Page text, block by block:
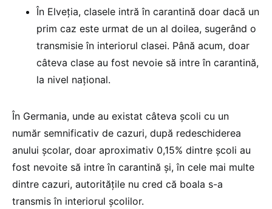
În Elveția, clasele intră în carantină doar dacă un
prim caz este urmat de un al doilea, sugerând o
transmisie în interiorul clasei. Până acum, doar
câteva clase au fost nevoie să intre în carantină,
la nivel național.
În Germania, unde au existat câteva școli cu un
număr semnificativ de cazuri, după redeschiderea
anului școlar, doar aproximativ 0,15% dintre școli au
fost nevoite să intre în carantină și, în cele mai multe
dintre cazuri, autoritățile nu cred că boala s-a
transmis în interiorul școlilor.